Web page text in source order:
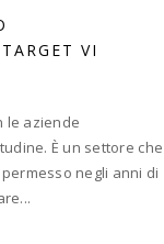
VI
le aziende
È un settore che
negli anni di